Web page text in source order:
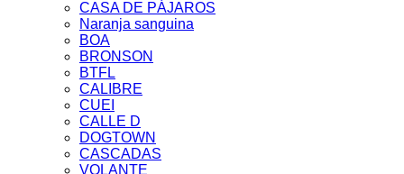
CASA DE PÁJAROS
Naranja sanguina
BOA
BRONSON
BTFL
CALIBRE
CUEI
CALLE D
DOGTOWN
CASCADAS
VOLANTE